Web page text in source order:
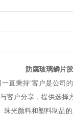
胶泥施
秉持“客户是公司的
客户分享，提供选择
颜料和塑料制品的